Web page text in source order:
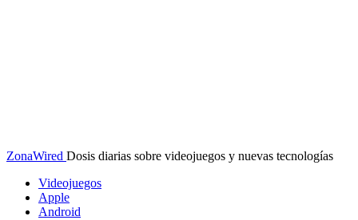
ZonaWired Dosis diarias sobre videojuegos y nuevas tecnologías
Videojuegos
Apple
Android